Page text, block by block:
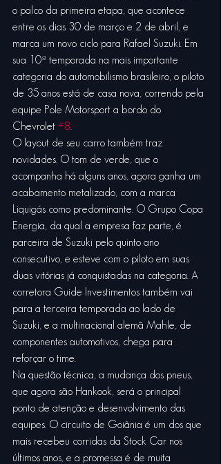
o palco da primeira etapa, que acontece
entre os dias 30 de março e 2 de abril, e
marca um novo ciclo para Rafael Suzuki. Em
sua 10ª temporada na mais importante
categoria do automobilismo brasileiro, o piloto
de 35 anos está de casa nova, correndo pela
equipe Pole Motorsport a bordo do
Chevrolet #8
O layout de seu carro também traz
novidades. O tom de verde, que o
acompanha há alguns anos, agora ganha um
acabamento metalizado, com a marca
Liquigás como predominante. O Grupo Copa
Energia, da qual a empresa faz parte, é
parceira de Suzuki pelo quinto ano
consecutivo, e esteve com o piloto em suas
duas vitórias já conquistadas na categoria. A
corretora Guide Investimentos também vai
para a terceira temporada ao lado de
Suzuki, e a multinacional alemã Mahle, de
componentes automotivos, chega para
reforçar o time.
Na questão técnica, a mudança dos pneus,
que agora são Hankook, será o principal
ponto de atenção e desenvolvimento das
equipes. O circuito de Goiânia é um dos que
mais recebeu corridas da Stock Car nos
últimos anos, e a promessa é de muita